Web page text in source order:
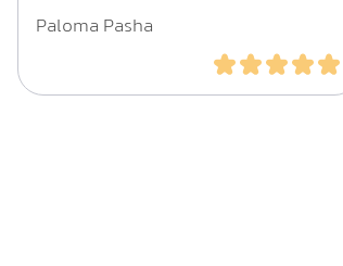
Paloma Pasha